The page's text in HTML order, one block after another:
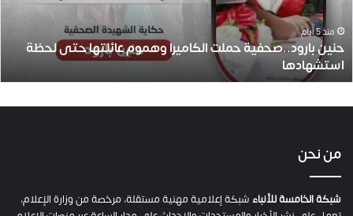
.
منذ 5 أيام
حنين بارود..صحفية حملت الكاميرا وهموم عائلتها حتى لحظة
استشهادها
من نحن
شبكة الخامسة للأنباء شبكة إعلامية مهنية مستقلة، مرخصة من وزارة الإعلام،